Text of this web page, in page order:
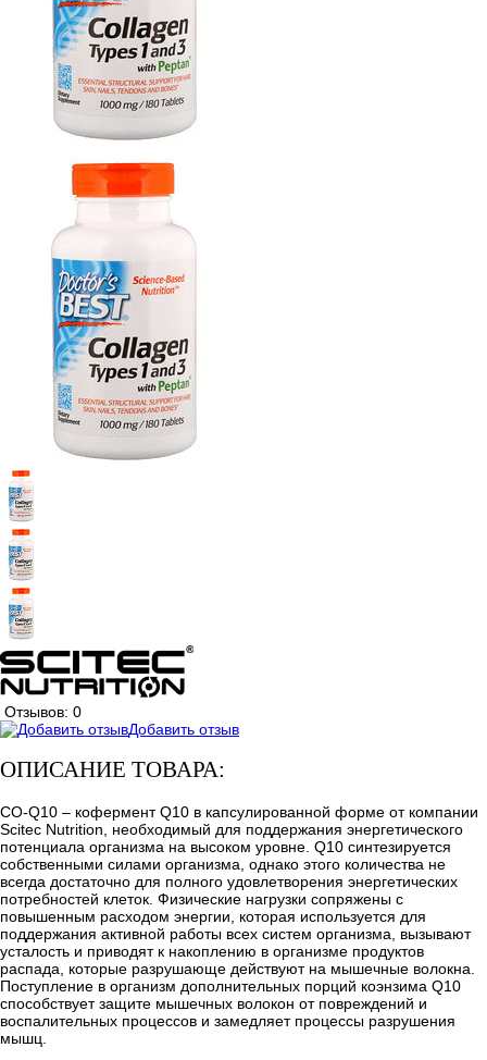
Отзывов: 0
Добавить отзыв
ОПИСАНИЕ ТОВАРА:
CO-Q10 – кофермент Q10 в капсулированной форме от компании
Scitec Nutrition, необходимый для поддержания энергетического
потенциала организма на высоком уровне. Q10 синтезируется
собственными силами организма, однако этого количества не
всегда достаточно для полного удовлетворения энергетических
потребностей клеток. Физические нагрузки сопряжены с
повышенным расходом энергии, которая используется для
поддержания активной работы всех систем организма, вызывают
усталость и приводят к накоплению в организме продуктов
распада, которые разрушающе действуют на мышечные волокна.
Поступление в организм дополнительных порций коэнзима Q10
способствует защите мышечных волокон от повреждений и
воспалительных процессов и замедляет процессы разрушения
мышц.